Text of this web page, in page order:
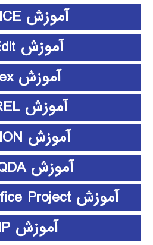
آموزش HSPICE
آموزش L-Edit
آموزش Latex
آموزش LISREL
آموزش LUMION
آموزش MAXQDA
آموزش Microsoft Office Project
آموزش PHP